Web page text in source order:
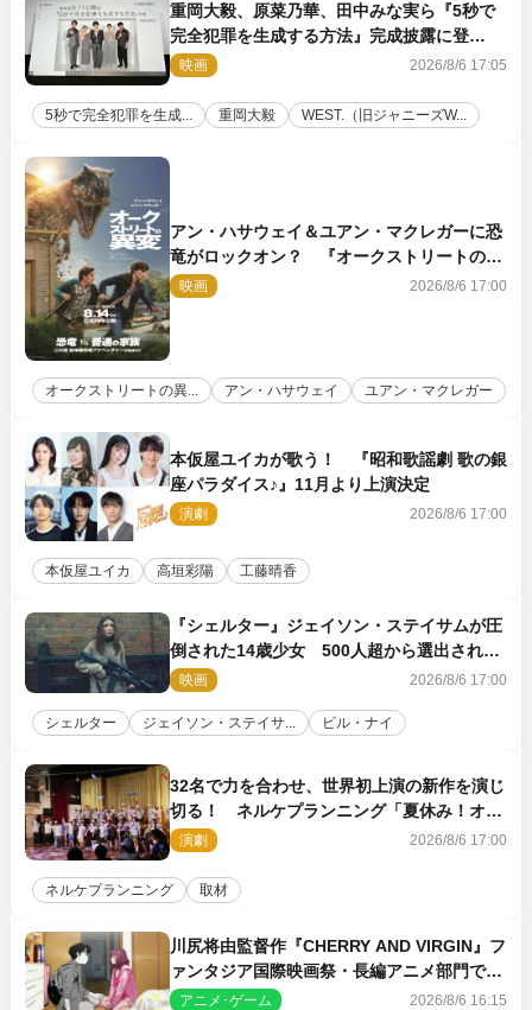
重岡大毅、原菜乃華、田中みな実ら『5秒で
完全犯罪を生成する方法』完成披露に登
壇！ それぞれのAI活用術も発表
映画 2026/8/6 17:05
5秒で完全犯罪を生成... 重岡大毅 WEST.（旧ジャニーズW...
アン・ハサウェイ＆ユアン・マクレガーに恐
竜がロックオン？ 『オークストリートの異
変』新ビジュアル＆本編映像初解禁
映画 2026/8/6 17:00
オークストリートの異... アン・ハサウェイ ユアン・マクレガー
本仮屋ユイカが歌う！ 『昭和歌謡劇 歌の銀
座パラダイス♪』11月より上演決定
演劇 2026/8/6 17:00
本仮屋ユイカ 高垣彩陽 工藤晴香
『シェルター』ジェイソン・ステイサムが圧
倒された14歳少女 500人超から選出された
新鋭ボディ・レイ・ブレスナックとは
映画 2026/8/6 17:00
シェルター ジェイソン・ステイサ... ビル・ナイ
32名で力を合わせ、世界初上演の新作を演じ
切る！ ネルケプランニング「夏休み！オ
ン・ワークショップ2026」レポート【最終
日】
演劇 2026/8/6 17:00
ネルケプランニング 取材
川尻将由監督作『CHERRY AND VIRGIN』フ
ァンタジア国際映画祭・長編アニメ部門で観
客賞・金賞受賞！
アニメ･ゲーム 2026/8/6 16:15